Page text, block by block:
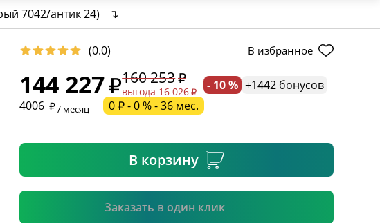
7042/антик 24) ↴
(0.0) В избранное
144 227 160 253
выгода 16 026 - 10 % +1442 бонусов
4006
/ месяц 0 ₽ - 0 % - 36 мес.
В корзину
Заказать в один клик
* необязательное поле
Подтвердить